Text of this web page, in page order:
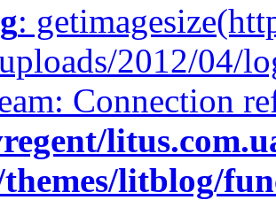
:
2012/04/
Connection
litblog/